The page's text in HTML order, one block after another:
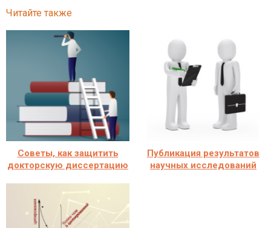
Читайте также
Советы, как защитить
докторскую диссертацию
Публикация результатов
научных исследований